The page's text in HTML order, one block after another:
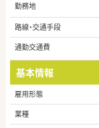
勤務地
路線・交通手段
通勤交通費
基本情報
雇用形態
業種